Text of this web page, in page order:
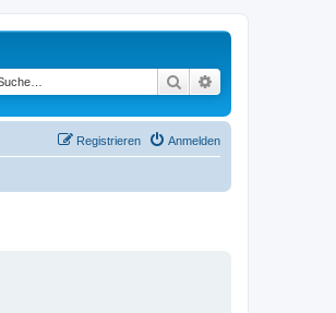
Suche
Anmelden
Registrieren